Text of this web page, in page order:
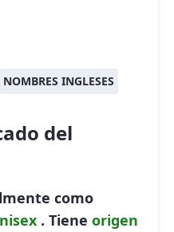
NOMBRES INGLESES
del
como
. Tiene origen